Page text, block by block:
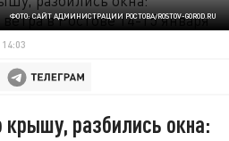
ФОТО: САЙТ АДМИНИСТРАЦИИ РОСТОВА/ROSTOV-GOROD.RU
крышу, разбились окна: